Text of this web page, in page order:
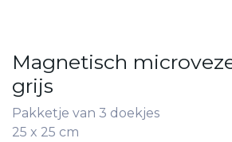
Magnetisch
grijs
Pakketje van 3 doekjes
25 x 25 cm